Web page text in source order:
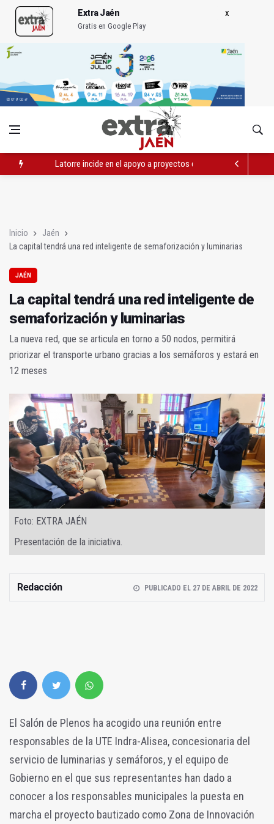
Extra Jaén
Gratis en Google Play
Latorre incide en el apoyo a proyectos de cooperación
Inicio
Jaén
La capital tendrá una red inteligente de semaforización y luminarias
JAÉN
La capital tendrá una red inteligente de
semaforización y luminarias
La nueva red, que se articula en torno a 50 nodos, permitirá
priorizar el transporte urbano gracias a los semáforos y estará en
12 meses
Foto: EXTRA JAÉN
Presentación de la iniciativa.
Redacción PUBLICADO EL 27 DE ABRIL DE 2022
El Salón de Plenos ha acogido una reunión entre
responsables de la UTE Indra-Alisea, concesionaria del
servicio de luminarias y semáforos, y el equipo de
Gobierno en el que sus representantes han dado a
conocer a los responsables municipales la puesta en
marcha el proyecto bautizado como Zona de Innovación